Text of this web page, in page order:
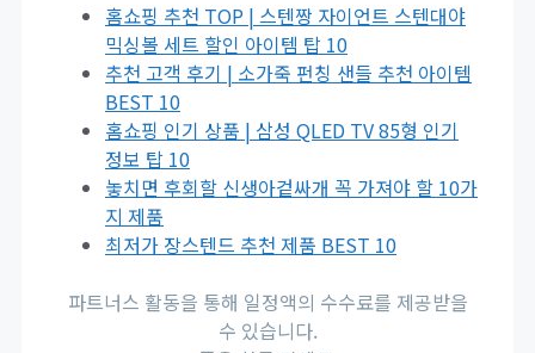
홈쇼핑 추천 TOP | 스텐짱 자이언트 스텐대야
믹싱볼 세트 할인 아이템 탑 10
추천 고객 후기 | 소가죽 펀칭 샌들 추천 아이템
BEST 10
홈쇼핑 인기 상품 | 삼성 QLED TV 85형 인기
정보 탑 10
놓치면 후회할 신생아겉싸개 꼭 가져야 할 10가
지 제품
최저가 장스텐드 추천 제품 BEST 10
파트너스 활동을 통해 일정액의 수수료를 제공받을
수 있습니다.